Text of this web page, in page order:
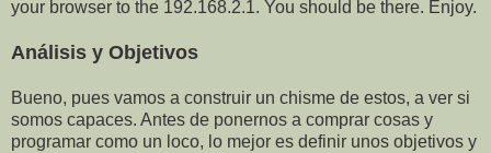
your browser to the 192.168.2.1. You should be there. Enjoy.
Análisis y Objetivos
Bueno, pues vamos a construir un chisme de estos, a ver si
somos capaces. Antes de ponernos a comprar cosas y
programar como un loco, lo mejor es definir unos objetivos y